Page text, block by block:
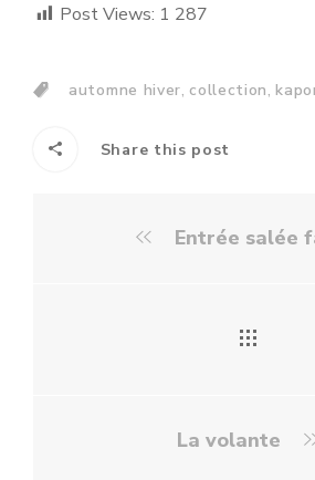
Post Views: 1 287
automne hiver, collection,
Share this post
Entrée salée
La volante